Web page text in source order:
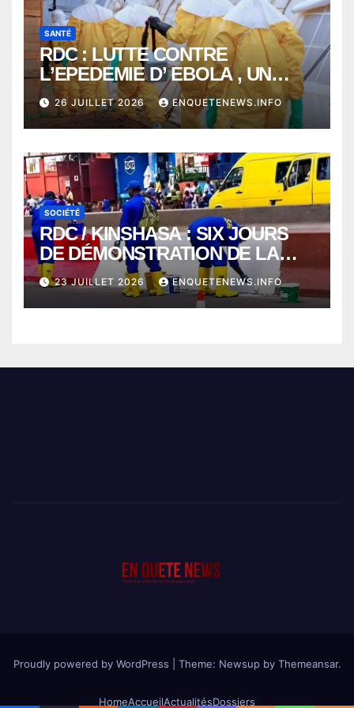
SANTÉ
RDC : LUTTE CONTRE
L’EPEDEMIE D’ EBOLA , UN
MÉDECIN DE PLUS SUCCOMBE
À BUNIA
26 JUILLET 2026 ENQUETENEWS.INFO
SOCIÉTÉ
RDC / KINSHASA : SIX JOURS
DE DÉMONSTRATION DE LA
VOLONTÉ DE CHANGER
KINSHASA AVEC LA TASK
FORCE PRÉSIDENTIELLE
23 JUILLET 2026 ENQUETENEWS.INFO
Proudly powered by WordPress Theme: Newsup by Themeansar.
HomeAccueilActualitésDossiers